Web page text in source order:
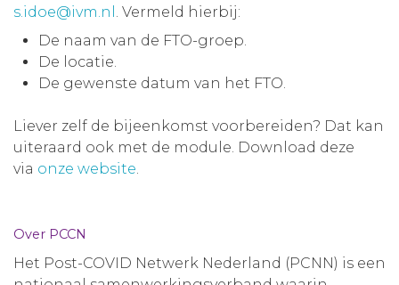
s.idoe@ivm.nl . Vermeld hierbij:
De naam van de FTO-groep.
De locatie.
De gewenste datum van het FTO.
Liever zelf de bijeenkomst voorbereiden? Dat kan
uiteraard ook met de module. Download deze
via onze website.
Over PCCN
Het Post-COVID Netwerk Nederland (PCNN) is een